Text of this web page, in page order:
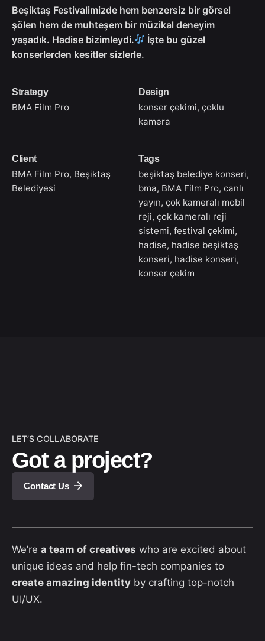
Beşiktaş Festivalimizde hem benzersiz bir görsel
şölen hem de muhteşem bir müzikal deneyim
yaşadık. Hadise bizimleydi.
İşte bu güzel
konserlerden kesitler sizlerle.
Strategy
BMA Film Pro
Design
konser çekimi, çoklu
kamera
Client
BMA Film Pro, Beşiktaş
Belediyesi
Tags
beşiktaş belediye konseri,
bma, BMA Film Pro, canlı
yayın, çok kameralı mobil
reji, çok kameralı reji
sistemi, festival çekimi,
hadise, hadise beşiktaş
konseri, hadise konseri,
konser çekim
LET’S COLLABORATE
Got a project?
Contact Us
We’re a team of creatives who are excited about
unique ideas and help fin-tech companies to
create amazing identity by crafting top-notch
UI/UX.